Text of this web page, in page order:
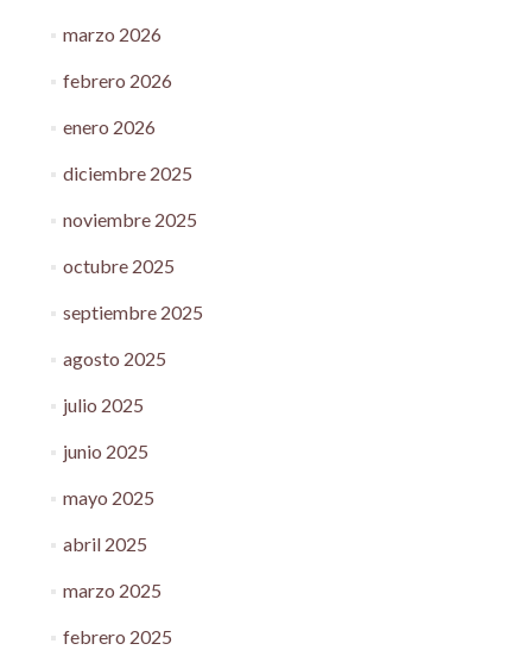
marzo 2026
febrero 2026
enero 2026
diciembre 2025
noviembre 2025
octubre 2025
septiembre 2025
agosto 2025
julio 2025
junio 2025
mayo 2025
abril 2025
marzo 2025
febrero 2025